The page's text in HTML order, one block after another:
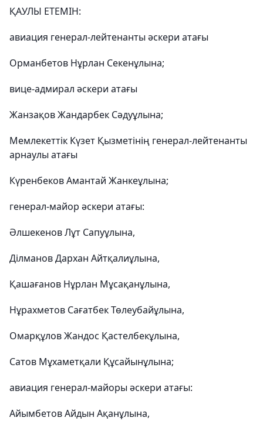
ҚАУЛЫ ЕТЕМІН:
авиация генерал-лейтенанты әскери атағы
Орманбетов Нұрлан Секенұлына;
вице-адмирал әскери атағы
Жанзақов Жандарбек Сәдуұлына;
Мемлекеттік Күзет Қызметінің генерал-лейтенанты
арнаулы атағы
Күренбеков Амантай Жанкеұлына;
генерал-майор әскери атағы:
Әлшекенов Лұт Сапуұлына,
Ділманов Дархан Айтқалиұлына,
Қашағанов Нұрлан Мұсақанұлына,
Нұрахметов Сағатбек Төлеубайұлына,
Омарқұлов Жандос Қастелбекұлына,
Сатов Мұхаметқали Құсайынұлына;
авиация генерал-майоры әскери атағы:
Айымбетов Айдын Ақанұлына,